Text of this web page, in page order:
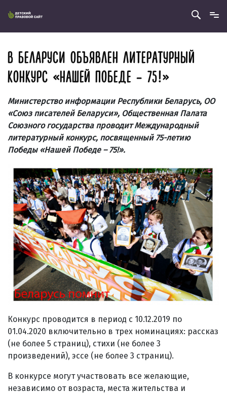
В БЕЛАРУСИ ОБЪЯВЛЕН ЛИТЕРАТУРНЫЙ
КОНКУРС «НАШЕЙ ПОБЕДЕ – 75!»
Министерство информации Республики Беларусь, ОО
«Союз писателей Беларуси», Общественная Палата
Союзного государства проводит Международный
литературный конкурс, посвященный 75-летию
Победы «Нашей Победе – 75!».
Конкурс проводится в период с 10.12.2019 по
01.04.2020 включительно в трех номинациях: рассказ
(не более 5 страниц), стихи (не более 3
произведений), эссе (не более 3 страниц).
В конкурсе могут участвовать все желающие,
независимо от возраста, места жительства и